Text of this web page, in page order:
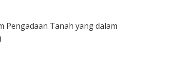
Pengadaan Tanah yang dalam